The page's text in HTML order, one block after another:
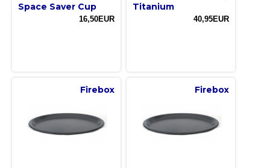
Space Saver Cup
16,50EUR
Titanium
40,95EUR
Firebox Firebox